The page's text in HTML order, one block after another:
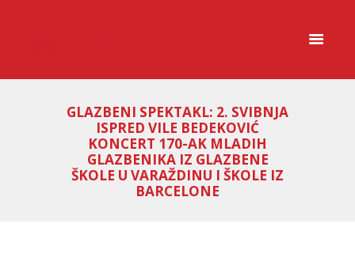
GLAZBENI SPEKTAKL: 2. SVIBNJA
ISPRED VILE BEDEKOVIĆ
KONCERT 170-AK MLADIH
GLAZBENIKA IZ GLAZBENE
ŠKOLE U VARAŽDINU I ŠKOLE IZ
BARCELONE